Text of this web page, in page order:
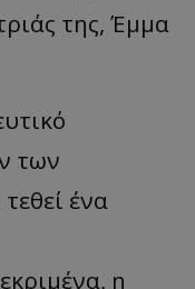
της, Έμμα
των
ένα
η